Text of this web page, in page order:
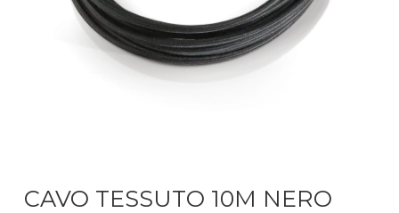
CAVO TESSUTO 10M NERO